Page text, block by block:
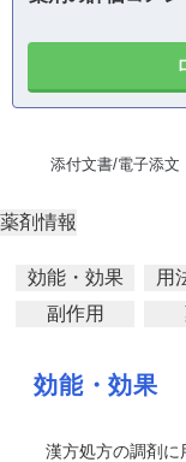
添付文書/電子添文
薬剤情報
効能・効果 用
副作用
効能・効果
漢方処方の調剤に